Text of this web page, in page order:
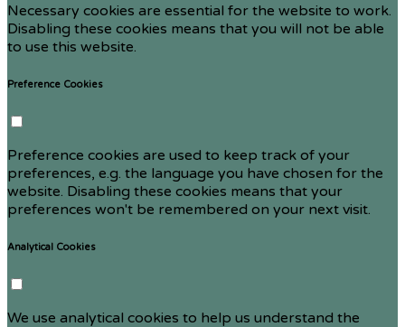
Necessary cookies are essential for the website to work.
Disabling these cookies means that you will not be able
to use this website.
Preference Cookies
Preference cookies are used to keep track of your
preferences, e.g. the language you have chosen for the
website. Disabling these cookies means that your
preferences won't be remembered on your next visit.
Analytical Cookies
We use analytical cookies to help us understand the